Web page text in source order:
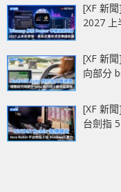
[XF 新
2027
[XF 新
向部分
[XF 新
台劍指